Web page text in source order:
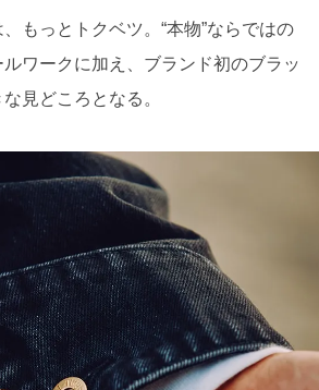
もっとトクベツ。“本物”ならではの
ワークに加え、ブランド初のブラッ
見どころとなる。